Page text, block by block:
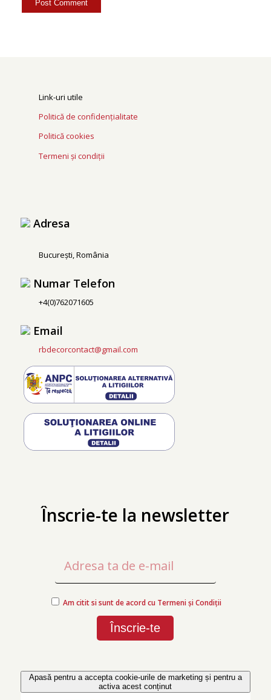
Link-uri utile
Politică de confidențialitate
Politică cookies
Termeni și condiții
Adresa
București, România
Numar Telefon
+4(0)762071605
Email
rbdecorcontact@gmail.com
Înscrie-te la newsletter
Am citit si sunt de acord cu Termeni și Condiții
Apasă pentru a accepta cookie-urile de marketing și pentru a
activa acest conținut